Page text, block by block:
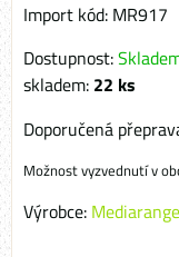
Import kód: MR917
Dostupnost:
skladem: 22 ks
Výrobce: Mediarange